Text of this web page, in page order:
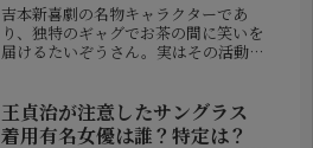
吉本新喜劇の名物キャラクターであ
り、独特のギャグでお茶の間に笑いを
届けるたいぞうさん。実はその活動は
記事では、そんなたいぞうさんの経歴
や学歴、そして知られざる一面までを
王貞治が注意したサングラス
着用有名女優は誰？特定は？